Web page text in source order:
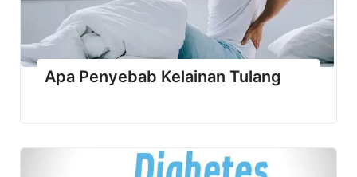
Apa Penyebab Kelainan Tulang